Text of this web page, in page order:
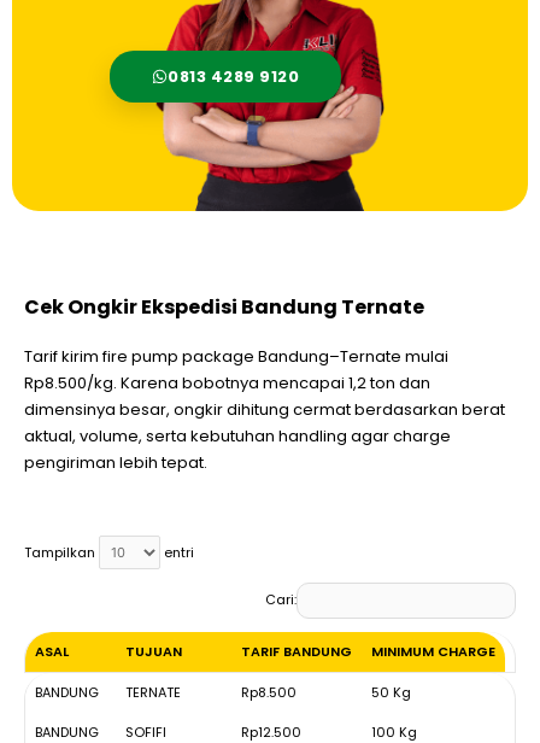
0813 4289 9120
Cek Ongkir Ekspedisi Bandung Ternate
Tarif kirim fire pump package Bandung–Ternate mulai
Rp8.500/kg. Karena bobotnya mencapai 1,2 ton dan
dimensinya besar, ongkir dihitung cermat berdasarkan berat
aktual, volume, serta kebutuhan handling agar charge
pengiriman lebih tepat.
Tampilkan entri
Cari:
ASAL TUJUAN TARIF BANDUNG
MINIMUM CHARGE
ASAL
TUJUAN TARIF BANDUNG MINIMUM CHARGE
BANDUNG TERNATE Rp8.500 50 Kg
BANDUNG SOFIFI Rp12.500 100 Kg